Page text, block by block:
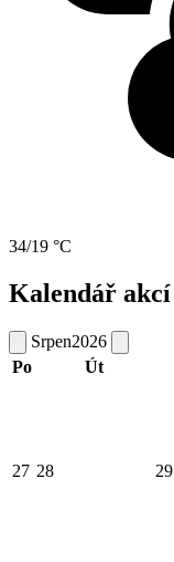
34/19 °C
Kalendář akcí
Srpen2026
Po
Út
27 28 29